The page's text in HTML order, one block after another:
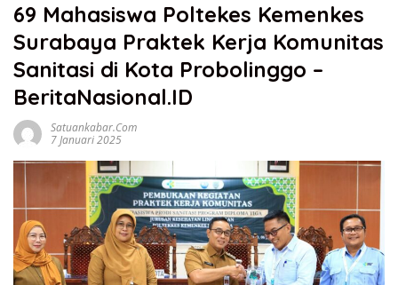
69 Mahasiswa Poltekes Kemenkes
Surabaya Praktek Kerja Komunitas
Sanitasi di Kota Probolinggo –
BeritaNasional.ID
Satuankabar.com
7 Januari 2025